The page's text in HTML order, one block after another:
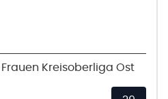
Kreisoberliga Ost